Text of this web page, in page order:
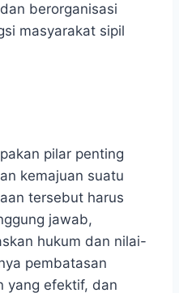
berorganisasi
masyarakat sipil
pilar penting
kemajuan suatu
tersebut harus
jawab,
hukum dan nilai-
pembatasan
yang efektif, dan